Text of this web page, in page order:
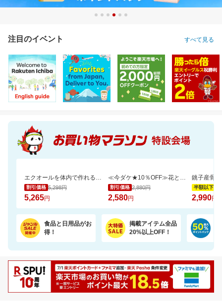
注目のイベント すべて見る
エクオールを体内で作れるのは日本人の約2人に1人と言われております。おすすめです
割引価格 5,298円
5,265円
≪今ダケ★10％OFF≫花とスイーツで二度嬉しい♪可愛いシャボンブーケ＆どら焼きset
割引価格 2,880円
2,580円
半額以下
2,990円
食品と日用品がお
得！
掲載アイテム全品
20%以上OFF！